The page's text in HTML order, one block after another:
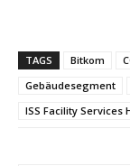
TAGS Bitkom
Gebäudesegment
ISS Facility Services